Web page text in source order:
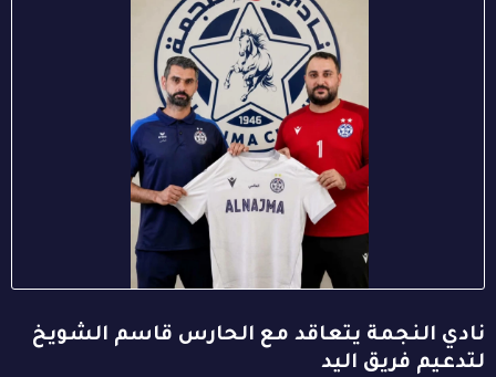
نادي النجمة يتعاقد مع الحارس قاسم الشويخ
لتدعيم فريق اليد